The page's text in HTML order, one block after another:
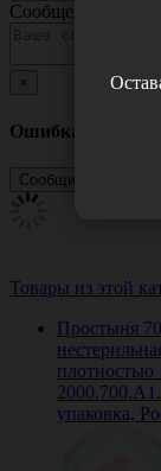
Сообщение
×
Ошибка
Товары из этой
Простыня
плотностью
упаковка,